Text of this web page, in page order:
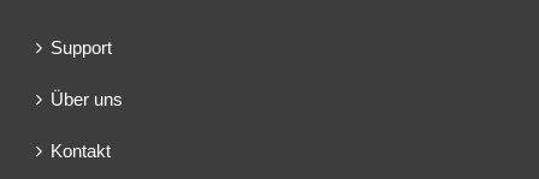
Support
Über uns
Kontakt